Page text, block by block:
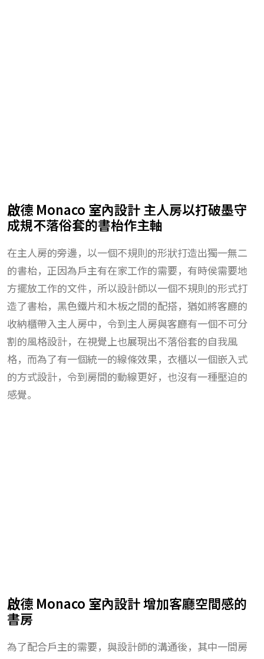
啟德 Monaco 室內設計 主人房以打破墨守
成規不落俗套的書枱作主軸
在主人房的旁邊，以一個不規則的形狀打造出獨一無二
的書枱，正因為戶主有在家工作的需要，有時侯需要地
方擺放工作的文件，所以設計師以一個不規則的形式打
造了書枱，黑色鐵片和木板之間的配搭，猶如將客廳的
收納櫃帶入主人房中，令到主人房與客廳有一個不可分
割的風格設計，在視覺上也展現出不落俗套的自我風
格，而為了有一個統一的線條效果，衣櫃以一個嵌入式
的方式設計，令到房間的動線更好，也沒有一種壓迫的
感覺。
啟德 Monaco 室內設計 增加客廳空間感的
書房
為了配合戶主的需要，與設計師的溝通後，其中一間房